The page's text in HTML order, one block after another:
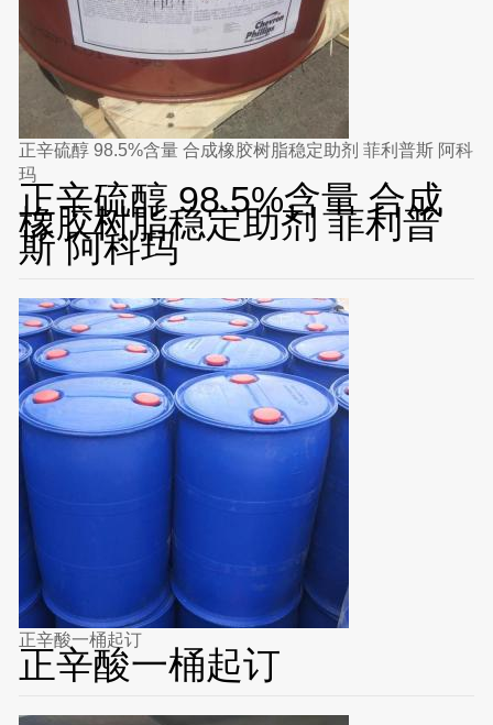
正辛硫醇 98.5%含量 合成橡胶树脂稳定助剂 菲利普斯 阿科
玛
正辛硫醇 98.5%含量 合成
橡胶树脂稳定助剂 菲利普
斯 阿科玛
正辛酸一桶起订
正辛酸一桶起订